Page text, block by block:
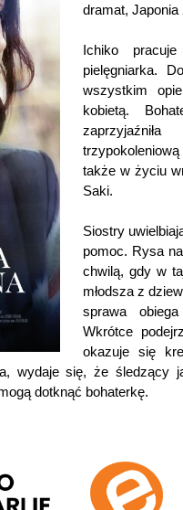
dramat, Japonia
Ichiko
pielęgniarka.
wszystkim
kobietą.
także w życiu
Saki.
Siostry
pomoc. Rysa
chwilą, gdy w
młodsza z
sprawa
Wkrótce
okazuje się
wydaje się, że śledzący
dotknąć bohaterkę.